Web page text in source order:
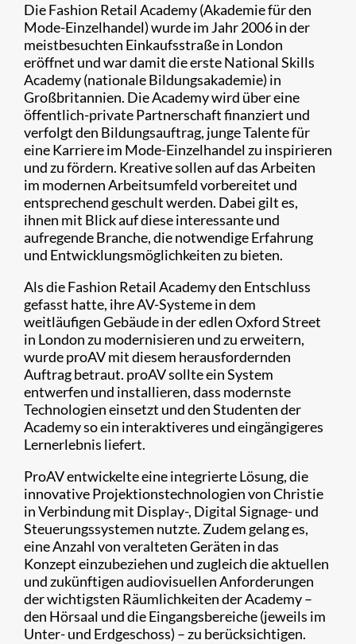
Die Fashion Retail Academy (Akademie für den
Mode-Einzelhandel) wurde im Jahr 2006 in der
meistbesuchten Einkaufsstraße in London
eröffnet und war damit die erste National Skills
Academy (nationale Bildungsakademie) in
Großbritannien. Die Academy wird über eine
öffentlich-private Partnerschaft finanziert und
verfolgt den Bildungsauftrag, junge Talente für
eine Karriere im Mode-Einzelhandel zu inspirieren
und zu fördern. Kreative sollen auf das Arbeiten
im modernen Arbeitsumfeld vorbereitet und
entsprechend geschult werden. Dabei gilt es,
ihnen mit Blick auf diese interessante und
aufregende Branche, die notwendige Erfahrung
und Entwicklungsmöglichkeiten zu bieten.
Als die Fashion Retail Academy den Entschluss
gefasst hatte, ihre AV-Systeme in dem
weitläufigen Gebäude in der edlen Oxford Street
in London zu modernisieren und zu erweitern,
wurde proAV mit diesem herausfordernden
Auftrag betraut. proAV sollte ein System
entwerfen und installieren, dass modernste
Technologien einsetzt und den Studenten der
Academy so ein interaktiveres und eingängigeres
Lernerlebnis liefert.
ProAV entwickelte eine integrierte Lösung, die
innovative Projektionstechnologien von Christie
in Verbindung mit Display-, Digital Signage- und
Steuerungssystemen nutzte. Zudem gelang es,
eine Anzahl von veralteten Geräten in das
Konzept einzubeziehen und zugleich die aktuellen
und zukünftigen audiovisuellen Anforderungen
der wichtigsten Räumlichkeiten der Academy –
den Hörsaal und die Eingangsbereiche (jeweils im
Unter- und Erdgeschoss) – zu berücksichtigen.